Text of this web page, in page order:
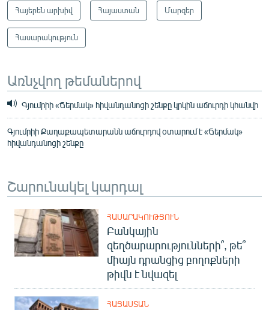
Հայերեն արխիվ Հայաստան Մարզեր
Հասարակություն
Առնչվող թեմաներով
Գյումրիի «Ճերմակ» հիվանդանոցի շենքը կրկին աճուրդի կհանվի
Գյումրիի Քաղաքապետարանն աճուրդով օտարում է «Ճերմակ»
հիվանդանոցի շենքը
Շարունակել կարդալ
ՀԱՍԱՐԱԿՈՒԹՅՈՒՆ
Բանկային
զեղծարարությունների՞, թե՞
միայն դրանցից բողոքների
թիվն է նվազել
ՀԱՅԱՍՏԱՆ